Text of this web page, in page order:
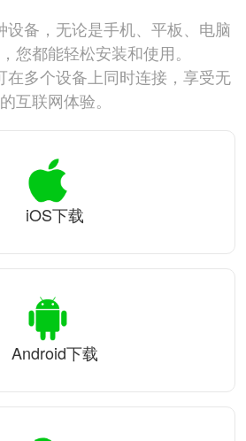
设备，无论是手机、平板、电脑
您都能轻松安装和使用。
在多个设备上同时连接，享受无
互联网体验。
iOS下载
Android下载